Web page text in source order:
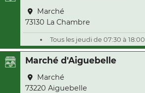
Marché
73130 La Chambre
Tous les jeudi de 07:30 à 18:00
Marché d'Aiguebelle
Marché
73220 Aiguebelle